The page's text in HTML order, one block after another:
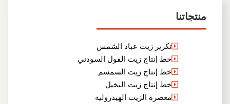
منتجاتنا
تكرير زيت عباد الشمس
خط إنتاج زيت الفول السودني
خط إنتاج زيت السمسم
خط إنتاج زيت النخيل
معصرة الزيت الهيدرولية